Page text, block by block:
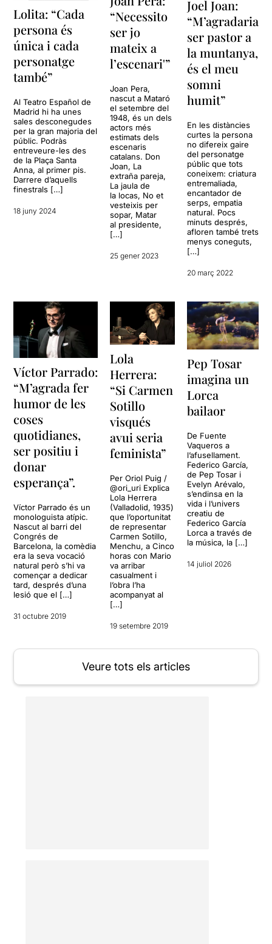
Lolita: “Cada
persona és
única i cada
personatge
també”
Al Teatro Español de
Madrid hi ha unes
sales desconegudes
per la gran majoria del
públic. Podràs
entreveure-les des
de la Plaça Santa
Anna, al primer pis.
Darrere d’aquells
finestrals […]
18 juny 2024
“Necessito
ser jo
mateix a
l’escenari'”
Joan Pera,
nascut a Mataró
el setembre del
1948, és un dels
actors més
estimats dels
escenaris
catalans. Don
Joan, La
extraña pareja,
La jaula de
la locas, No et
vesteixis per
sopar, Matar
al presidente,
[…]
25 gener 2023
Joel Joan:
“M’agradaria
ser pastor a
la muntanya,
és el meu
somni
humit”
En les distàncies
curtes la persona
no difereix gaire
del personatge
públic que tots
coneixem: criatura
entremaliada,
encantador de
serps, empatia
natural. Pocs
minuts després,
afloren també trets
menys coneguts,
[…]
20 març 2022
Víctor Parrado:
“M’agrada fer
humor de les
coses
quotidianes,
ser positiu i
donar
esperança”.
Víctor Parrado és un
monologuista atípic.
Nascut al barri del
Congrés de
Barcelona, la comèdia
era la seva vocació
natural però s’hi va
començar a dedicar
tard, després d’una
lesió que el […]
31 octubre 2019
Lola
Herrera:
“Si Carmen
Sotillo
visqués
avui seria
feminista”
Per Oriol Puig /
@ori_uri Explica
Lola Herrera
(Valladolid, 1935)
que l’oportunitat
de representar
Carmen Sotillo,
Menchu, a Cinco
horas con Mario
va arribar
casualment i
l’obra l’ha
acompanyat al
[…]
19 setembre 2019
Pep Tosar
imagina un
Lorca
bailaor
De Fuente
Vaqueros a
l’afusellament.
Federico García,
de Pep Tosar i
Evelyn Arévalo,
s’endinsa en la
vida i l’univers
creatiu de
Federico García
Lorca a través de
la música, la […]
14 juliol 2026
Veure tots els articles